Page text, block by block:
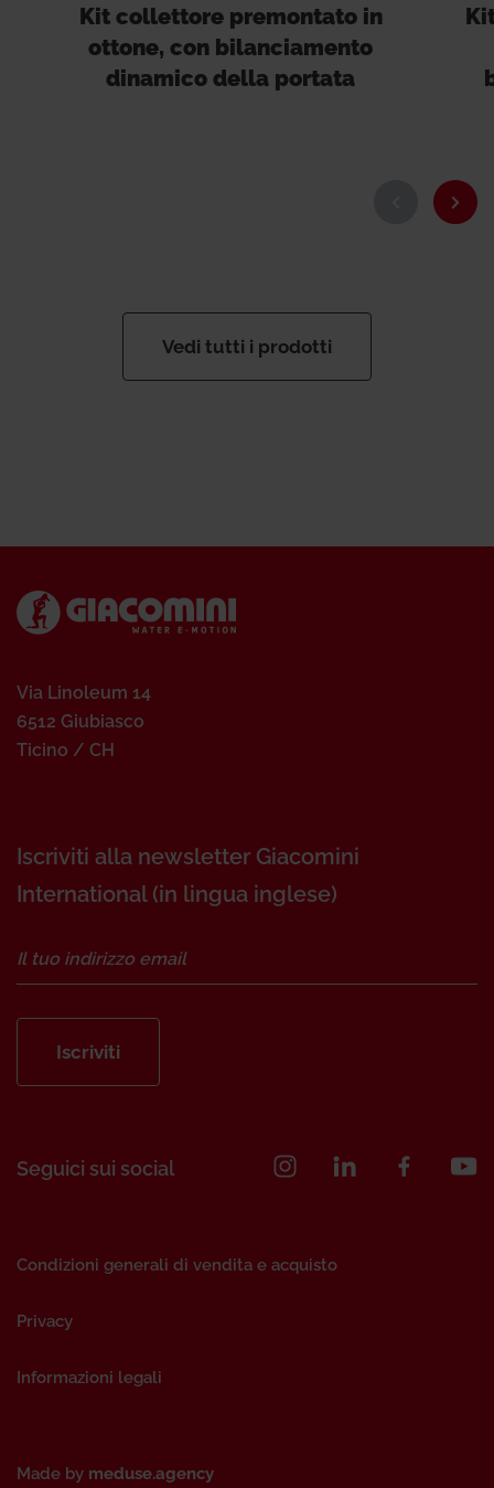
Kit collettore premontato in
ottone, con bilanciamento
dinamico della portata
Vedi tutti i prodotti
Via Linoleum 14
6512 Giubiasco
Ticino / CH
Iscriviti alla newsletter Giacomini
International (in lingua inglese)
Iscriviti
Seguici sui social
Made by meduse.agency
Condizioni generali di vendita e acquisto
Privacy
Informazioni legali